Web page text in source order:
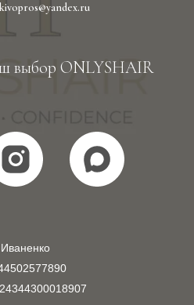
выбор ONLYSHAIR